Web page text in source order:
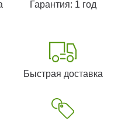
Гарантия: 1 год
Быстрая доставка